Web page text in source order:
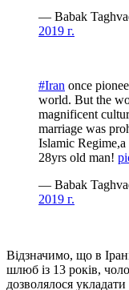
— Babak
2019 г.
#Iran once
world. But the
magnificent
marriage was
Islamic
28yrs old man!
— Babak
2019 г.
Відзначимо, що в
шлюб із 13 років,
дозволялося